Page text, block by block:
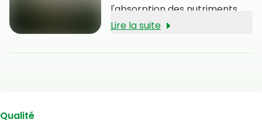
l'absorption des nutriments
dans les jeunes herbes en
plante regorge de
Lire la suite
Qualité